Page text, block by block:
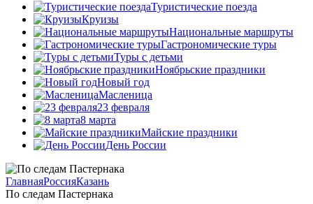
Туристические поезда
Круизы
Национальные маршруты
Гастрономические туры
Туры с детьми
Ноябрьские праздники
Новый год
Масленица
23 февраля
8 марта
Майские праздники
День России
ГлавнаяРоссияКазань
По следам Пастернака